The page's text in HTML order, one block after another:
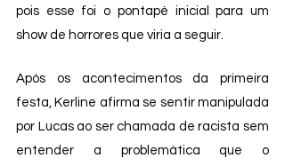
pois esse foi o pontapé inicial para um
show de horrores que viria a seguir.
Após os acontecimentos da primeira
festa, Kerline afirma se sentir manipulada
por Lucas ao ser chamada de racista sem
entender a problemática que o